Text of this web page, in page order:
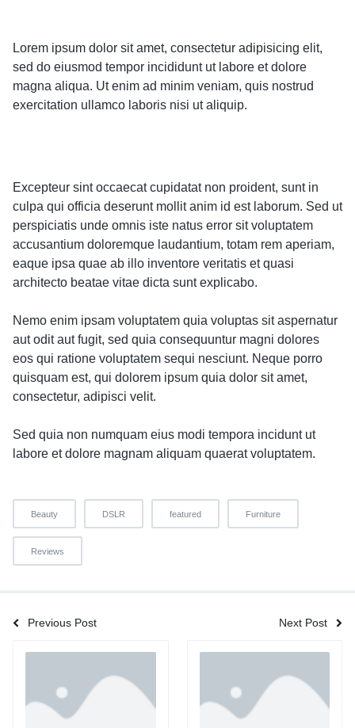
Lorem ipsum dolor sit amet, consectetur adipisicing elit,
sed do eiusmod tempor incididunt ut labore et dolore
magna aliqua. Ut enim ad minim veniam, quis nostrud
exercitation ullamco laboris nisi ut aliquip.
Excepteur sint occaecat cupidatat non proident, sunt in
culpa qui officia deserunt mollit anim id est laborum. Sed ut
perspiciatis unde omnis iste natus error sit voluptatem
accusantium doloremque laudantium, totam rem aperiam,
eaque ipsa quae ab illo inventore veritatis et quasi
architecto beatae vitae dicta sunt explicabo.
Nemo enim ipsam voluptatem quia voluptas sit aspernatur
aut odit aut fugit, sed quia consequuntur magni dolores
eos qui ratione voluptatem sequi nesciunt. Neque porro
quisquam est, qui dolorem ipsum quia dolor sit amet,
consectetur, adipisci velit.
Sed quia non numquam eius modi tempora incidunt ut
labore et dolore magnam aliquam quaerat voluptatem.
Beauty DSLR featured Furniture
Reviews
Previous Post Next Post